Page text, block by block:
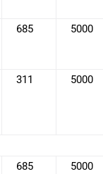
685 5000
311 5000
685 5000